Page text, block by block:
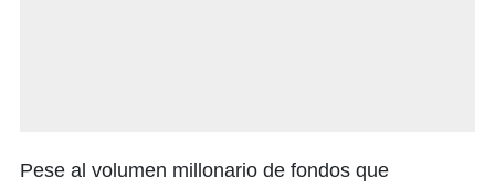
Pese al volumen millonario de fondos que